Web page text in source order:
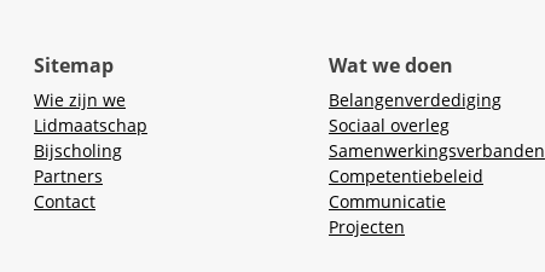
Sitemap
Wie zijn we
Lidmaatschap
Bijscholing
Partners
Contact
Wat we doen
Belangenverdediging
Sociaal overleg
Samenwerkingsverbanden
Competentiebeleid
Communicatie
Projecten